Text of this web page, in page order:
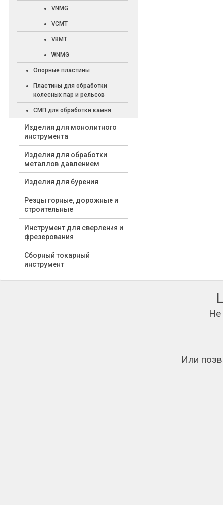
VNMG
VCMT
VBMT
WNMG
Опорные пластины
Пластины для обработки
колесных пар и рельсов
СМП для обработки камня
Изделия для монолитного
инструмента
Изделия для обработки
металлов давлением
Изделия для бурения
Резцы горные, дорожные и
строительные
Инструмент для сверления и
фрезерования
Сборный токарный
инструмент
Не
Или